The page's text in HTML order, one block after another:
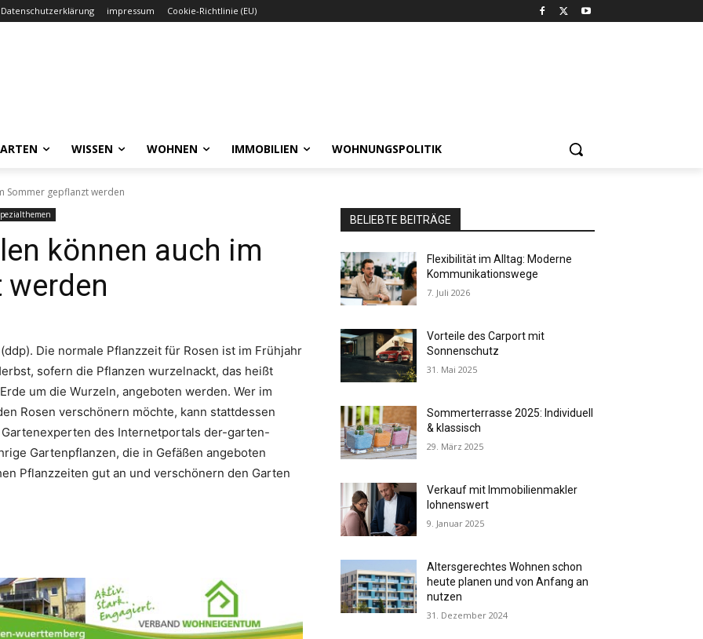
Datenschutzerklärung impressum Cookie-Richtlinie (EU)
WISSEN WOHNEN IMMOBILIEN WOHNUNGSPOLITIK
Sommer gepflanzt werden
können auch im
Die normale Pflanzzeit für Rosen ist im Frühjahr
sofern die Pflanzen wurzelnackt, das heißt
um die Wurzeln, angeboten werden. Wer im
Rosen verschönern möchte, kann stattdessen
des Internetportals der-garten-
Gartenpflanzen, die in Gefäßen angeboten
Pflanzzeiten gut an und verschönern den Garten
BELIEBTE BEITRÄGE
Flexibilität im Alltag: Moderne
Kommunikationswege
7. Juli 2026
Vorteile des Carport mit
Sonnenschutz
31. Mai 2025
Sommerterrasse 2025: Individuell
& klassisch
29. März 2025
Verkauf mit Immobilienmakler
lohnenswert
9. Januar 2025
Altersgerechtes Wohnen schon
heute planen und von Anfang an
nutzen
31. Dezember 2024